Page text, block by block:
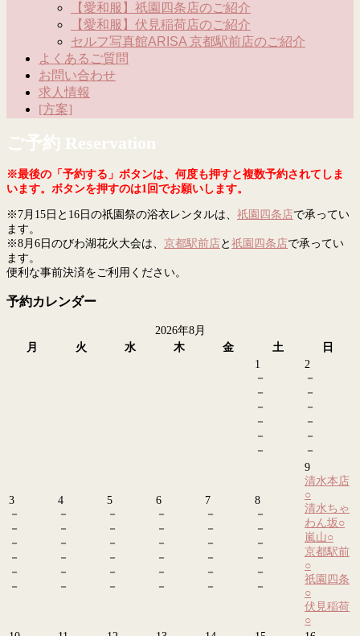
【愛和服】祇園四条店のご紹介
【愛和服】伏見稲荷店のご紹介
セルフ写真館ARISA 京都駅前店のご紹介
よくあるご質問
お問い合わせ
求人情報
[方案]
ご予約 Reservation
※最後の「予約する」ボタンは、何度も押すと複数予約されてしま
います。ボタンを押すのは1回でお願いします。
※7月15日と16日の祇園祭の浴衣レンタルは、 祇園四条店で承ってい
ます。
※8月6日のびわ湖花火大会は、 京都駅前店 と 祇園四条店で承ってい
ます。
便利な事前決済をご利用ください。
予約カレンダー
2026年8月
月
火 水 木 金 土
日
1
－
－
－
－
－
－
2
－
－
－
－
－
－
3
－
－
－
－
－
－
4
－
－
－
－
－
－
5
－
－
－
－
－
－
6
－
－
－
－
－
－
7
－
－
－
－
－
－
8
－
－
－
－
－
－
9
清水本店
○
清水ちゃ
わん坂○
嵐山○
京都駅前
○
祇園四条
○
伏見稲荷
○